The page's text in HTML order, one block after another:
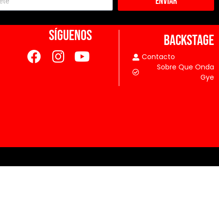
SÍGUENOS BACKSTAGE
Contacto
Sobre Que Onda
Gye